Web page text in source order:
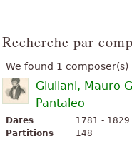
Recherche par
We found 1
Giuliani, Mauro
Pantaleo
Dates
1781 - 1829
Partitions
148